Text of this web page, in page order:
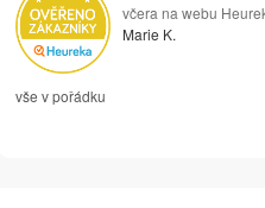
včera na webu
Marie K.
vše v pořádku